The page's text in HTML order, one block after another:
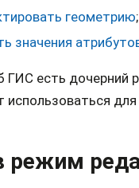
геометрию;
значения
ГИС есть дочерний
режим